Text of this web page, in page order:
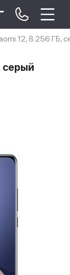
12, 8.256 ГБ,
серый